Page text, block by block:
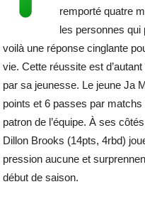
remporté quatre
les personnes qui
voilà une réponse cinglante
vie. Cette réussite est
par sa jeunesse. Le jeune Ja
points et 6 passes par
patron de l’équipe. À ses
Dillon Brooks (14pts, 4rbd)
pression aucune et
début de saison.